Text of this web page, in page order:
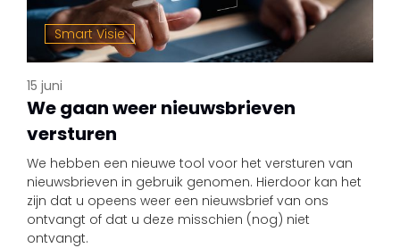
Smart Visie
15 juni
We gaan weer nieuwsbrieven
versturen
We hebben een nieuwe tool voor het versturen van
nieuwsbrieven in gebruik genomen. Hierdoor kan het
zijn dat u opeens weer een nieuwsbrief van ons
ontvangt of dat u deze misschien (nog) niet
ontvangt.